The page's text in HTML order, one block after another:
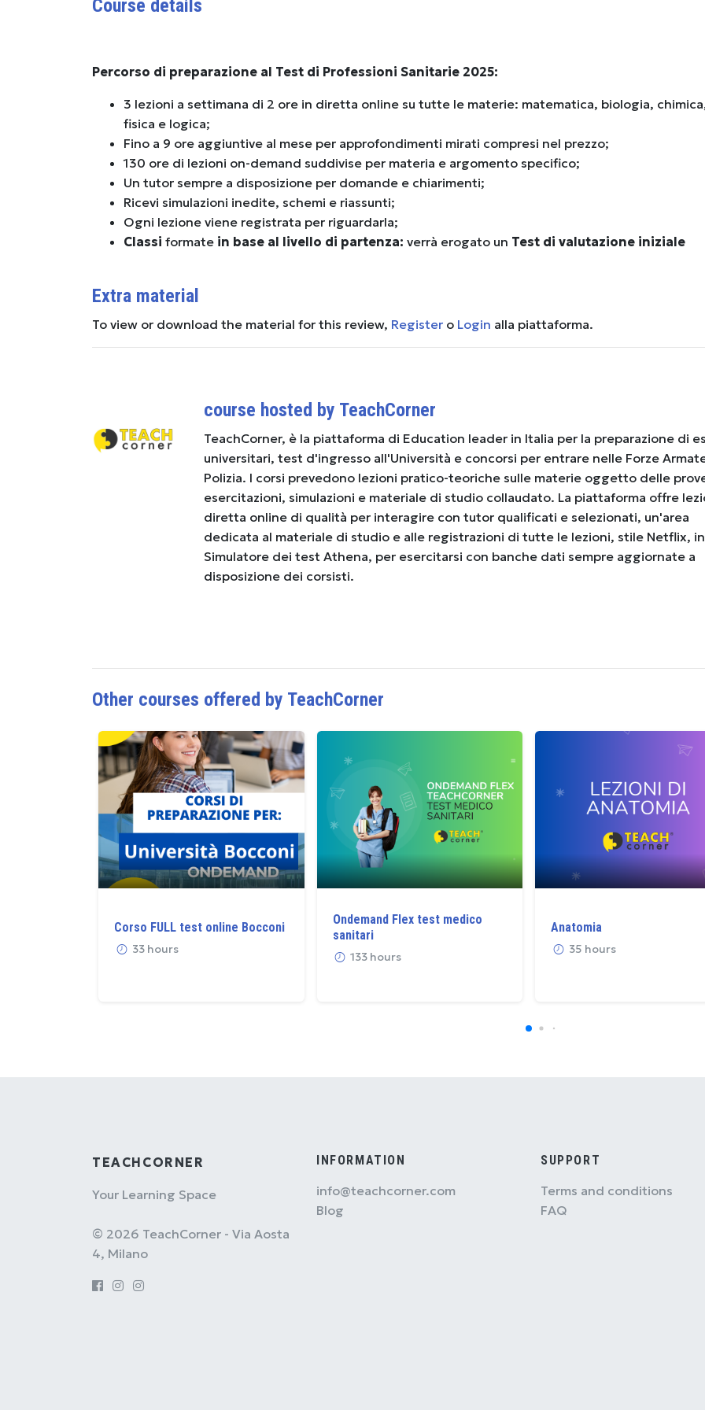
Course details
Percorso di preparazione al Test di Professioni Sanitarie 2025:
3 lezioni a settimana di 2 ore in diretta online su tutte le materie: matematica, biologia,
fisica e logica;
Fino a 9 ore aggiuntive al mese per approfondimenti mirati compresi nel prezzo;
130 ore di lezioni on-demand suddivise per materia e argomento specifico;
Un tutor sempre a disposizione per domande e chiarimenti;
Ricevi simulazioni inedite, schemi e riassunti;
Ogni lezione viene registrata per riguardarla;
Classi formate in base al livello di partenza: verrà erogato un Test di valutazione iniziale
Extra material
To view or download the material for this review, Register o Login alla piattaforma.
course hosted by TeachCorner
TeachCorner, è la piattaforma di Education leader in Italia per la preparazione di
universitari, test d'ingresso all'Università e concorsi per entrare nelle Forze
Polizia. I corsi prevedono lezioni pratico-teoriche sulle materie oggetto delle
esercitazioni, simulazioni e materiale di studio collaudato. La piattaforma offre
diretta online di qualità per interagire con tutor qualificati e selezionati, un'area
dedicata al materiale di studio e alle registrazioni di tutte le lezioni, stile Netflix,
Simulatore dei test Athena, per esercitarsi con banche dati sempre aggiornate a
disposizione dei corsisti.
Other courses offered by TeachCorner
Corso FULL test online Bocconi
33 hours
Ondemand Flex test medico
sanitari
133 hours
Anatomia
35 hours
TEACHCORNER
Your Learning Space
© 2026 TeachCorner - Via Aosta
4, Milano
INFORMATION
info@teachcorner.com
Blog
SUPPORT
Terms and conditions
FAQ